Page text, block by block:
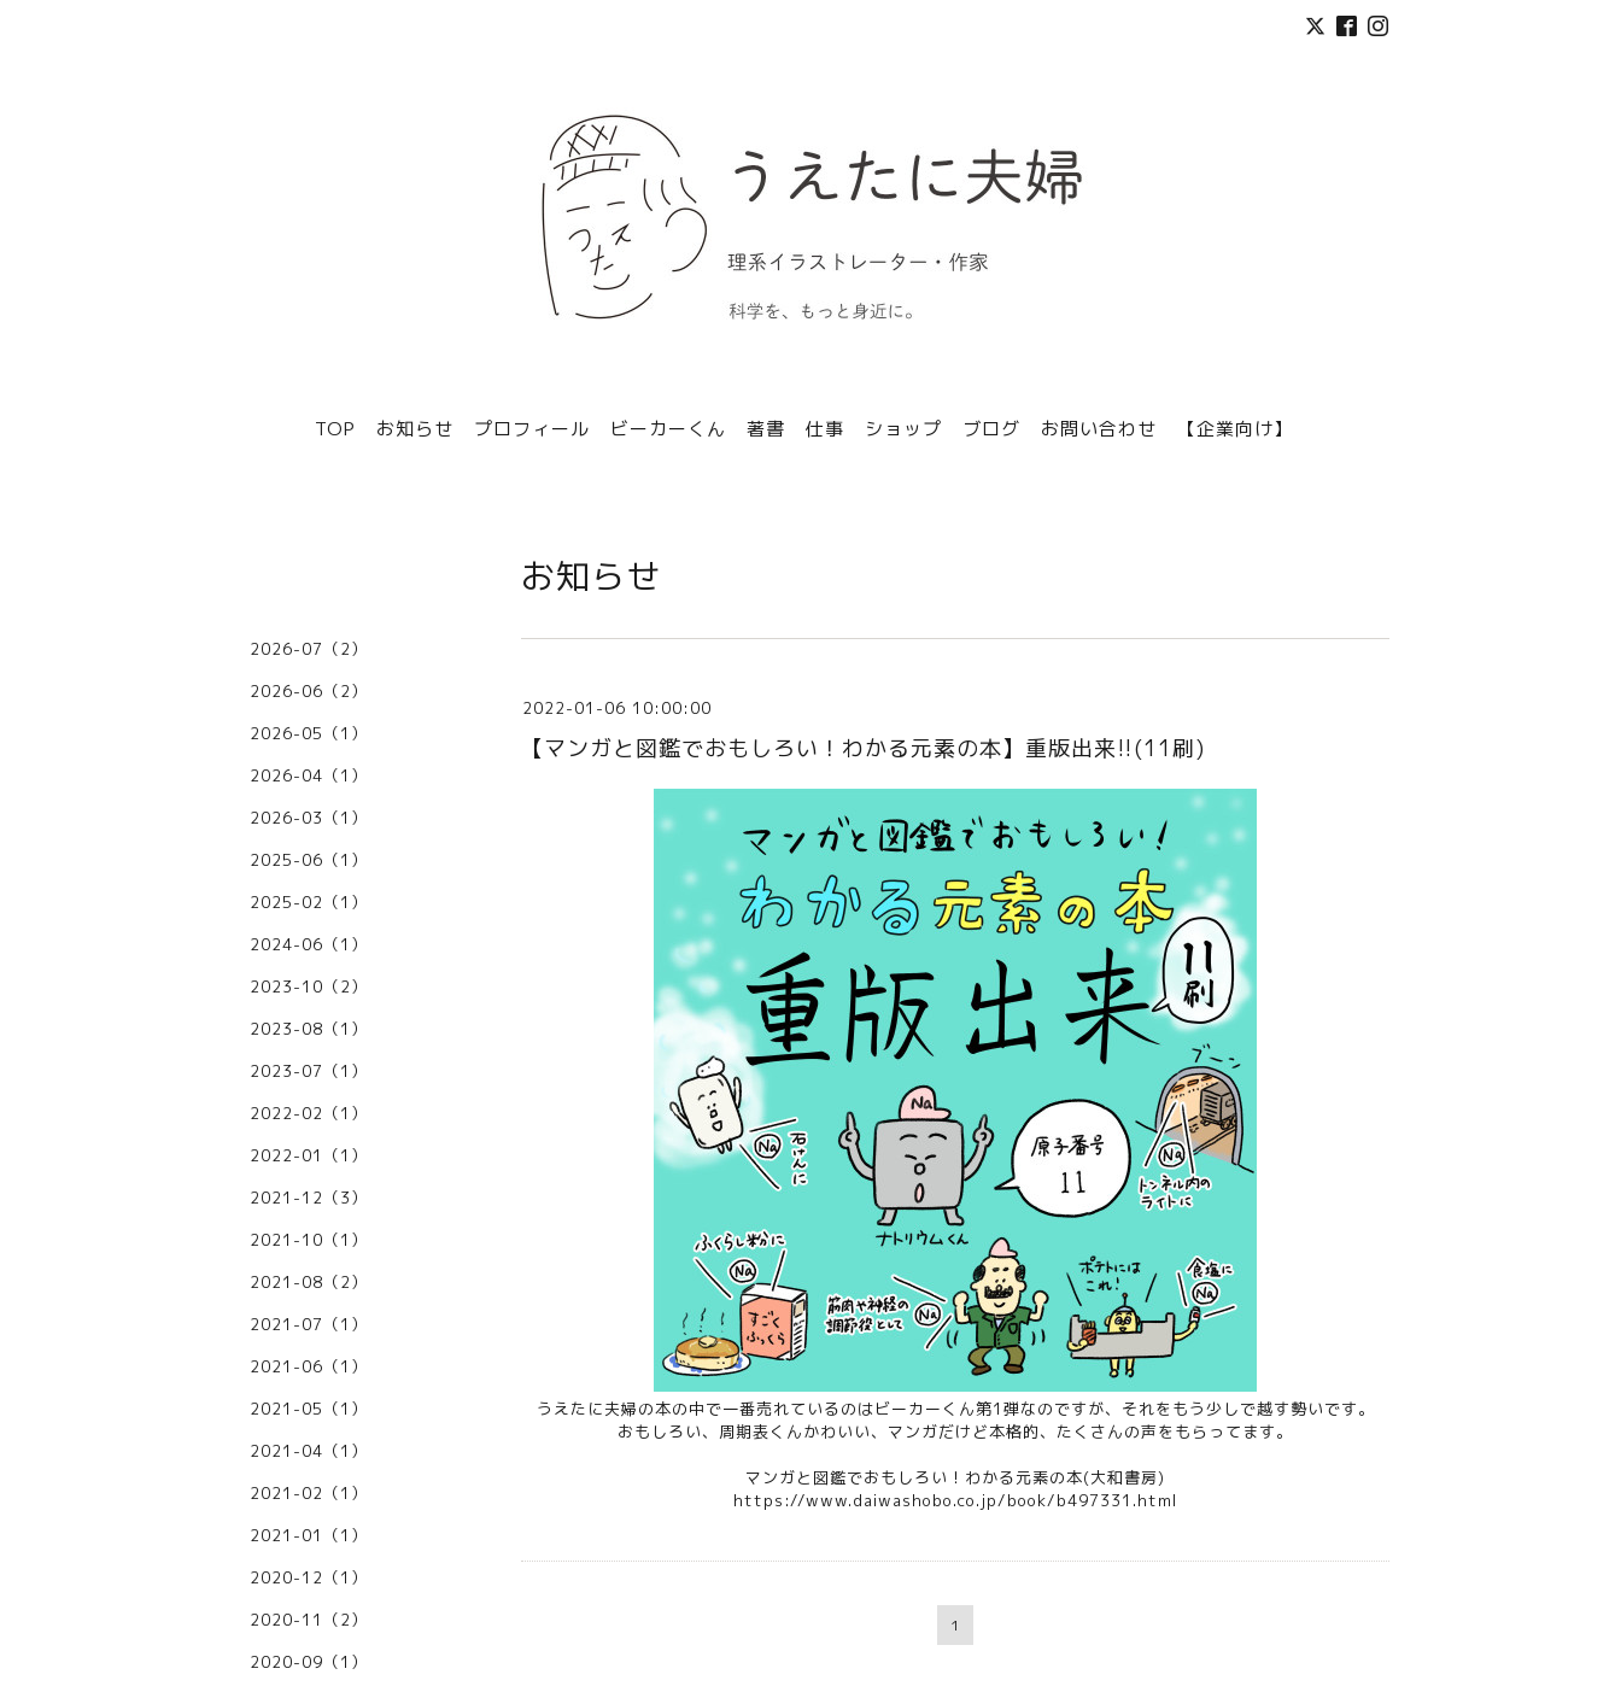
TOP お知らせ プロフィール ビーカーくん 著書 仕事 ショップ ブログ お問い合わせ 【企業向け】
お知らせ
2022-01-06 10:00:00
【マンガと図鑑でおもしろい！わかる元素の本】重版出来!!(11刷)
うえたに夫婦の本の中で一番売れているのはビーカーくん第1弾なのですが、それをもう少しで越す勢いです。
おもしろい、周期表くんかわいい、マンガだけど本格的、たくさんの声をもらってます。
マンガと図鑑でおもしろい！わかる元素の本(大和書房)
https://www.daiwashobo.co.jp/book/b497331.html
1
2026-07（2）
2026-06（2）
2026-05（1）
2026-04（1）
2026-03（1）
2025-06（1）
2025-02（1）
2024-06（1）
2023-10（2）
2023-08（1）
2023-07（1）
2022-02（1）
2022-01（1）
2021-12（3）
2021-10（1）
2021-08（2）
2021-07（1）
2021-06（1）
2021-05（1）
2021-04（1）
2021-02（1）
2021-01（1）
2020-12（1）
2020-11（2）
2020-09（1）